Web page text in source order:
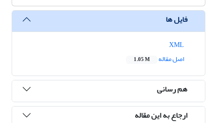
فایل ها
اصل مقاله
1.05 M
هم رسانی
ارجاع به این مقاله